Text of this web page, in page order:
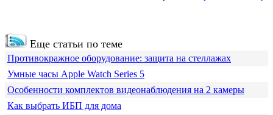
Еще статьи по теме
Противокражное оборудование: защита на стеллажах
Умные часы Apple Watch Series 5
Особенности комплектов видеонаблюдения на 2 камеры
Как выбрать ИБП для дома